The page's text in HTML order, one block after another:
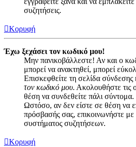
συζητήσεις.
Κορυφή
Έχω ξεχάσει τον κωδικό μου!
Μην πανικοβάλλεστε! Αν και ο
μπορεί να ανακτηθεί, μπορεί
Επισκεφθείτε τη σελίδα σύνδεσης
τον κωδικό μου. Ακολουθήστε τις
θέση να συνδεθείτε πάλι σύντομα.
Ωστόσο, αν δεν είστε σε θέση να
πρόσβασής σας, επικοινωνήστε με
συστήματος συζητήσεων.
Κορυφή